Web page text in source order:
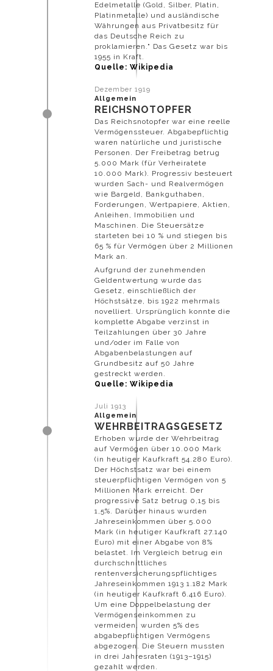
Edelmetalle (Gold, Silber, Platin,
Platinmetalle) und ausländische
Währungen aus Privatbesitz für
das Deutsche Reich zu
proklamieren." Das Gesetz war bis
1955 in Kraft.
Quelle: Wikipedia
Dezember 1919
Allgemein
REICHSNOTOPFER
Das Reichsnotopfer war eine reelle
Vermögenssteuer. Abgabepflichtig
waren natürliche und juristische
Personen. Der Freibetrag betrug
5.000 Mark (für Verheiratete
10.000 Mark). Progressiv besteuert
wurden Sach- und Realvermögen
wie Bargeld, Bankguthaben,
Forderungen, Wertpapiere, Aktien,
Anleihen, Immobilien und
Maschinen. Die Steuersätze
starteten bei 10 % und stiegen bis
65 % für Vermögen über 2 Millionen
Mark an.
Aufgrund der zunehmenden
Geldentwertung wurde das
Gesetz, einschließlich der
Höchstsätze, bis 1922 mehrmals
novelliert. Ursprünglich konnte die
komplette Abgabe verzinst in
Teilzahlungen über 30 Jahre
und/oder im Falle von
Abgabenbelastungen auf
Grundbesitz auf 50 Jahre
gestreckt werden.
Quelle: Wikipedia
Juli 1913
Allgemein
WEHRBEITRAGSGESETZ
Erhoben wurde der Wehrbeitrag
auf Vermögen über 10.000 Mark
(in heutiger Kaufkraft 54.280 Euro).
Der Höchstsatz war bei einem
steuerpflichtigen Vermögen von 5
Millionen Mark erreicht. Der
progressive Satz betrug 0,15 bis
1,5%. Darüber hinaus wurden
Jahreseinkommen über 5.000
Mark (in heutiger Kaufkraft 27.140
Euro) mit einer Abgabe von 8%
belastet. Im Vergleich betrug ein
durchschnittliches
rentenversicherungspflichtiges
Jahreseinkommen 1913 1.182 Mark
(in heutiger Kaufkraft 6.416 Euro).
Um eine Doppelbelastung der
Vermögenseinkommen zu
vermeiden, wurden 5% des
abgabepflichtigen Vermögens
abgezogen. Die Steuern mussten
in drei Jahresraten (1913–1915)
gezahlt werden.